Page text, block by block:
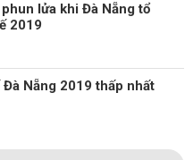
lửa khi Đà Nẵng tổ
2019
Nẵng 2019 thấp nhất